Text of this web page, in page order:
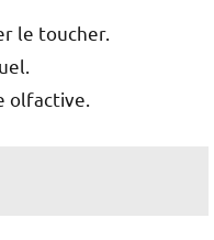
le toucher.
olfactive.